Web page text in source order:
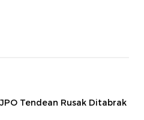
Tendean Rusak Ditabrak